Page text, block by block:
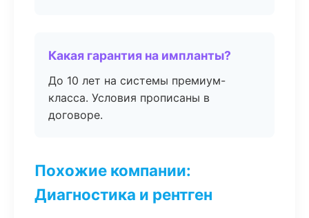
Какая гарантия на импланты?
До 10 лет на системы премиум-
класса. Условия прописаны в
договоре.
Похожие компании:
Диагностика и рентген